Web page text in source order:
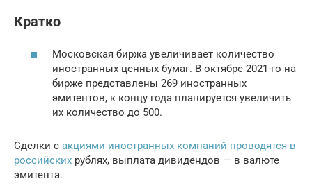
Кратко
Московская биржа увеличивает количество
иностранных ценных бумаг. В октябре 2021-го на
бирже представлены 269 иностранных
эмитентов, к концу года планируется увеличить
их количество до 500.
Сделки с акциями иностранных компаний проводятся в
российских рублях, выплата дивидендов — в валюте
эмитента.